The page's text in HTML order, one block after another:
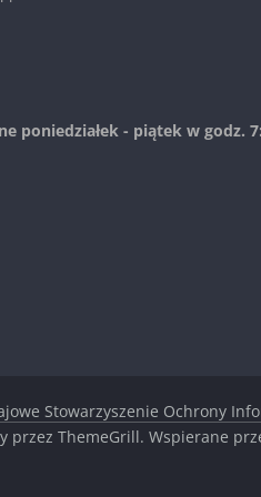
poniedziałek - piątek w godz.
Stowarzyszenie Ochrony
przez ThemeGrill. Wspierane